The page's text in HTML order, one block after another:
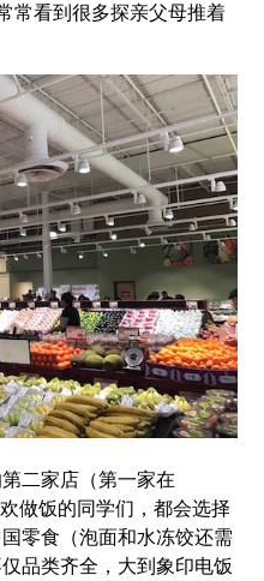
常看到很多探亲父母推着
二家店（第一家在
做饭的同学们，都会选择
零食（泡面和水冻饺还需
品类齐全，大到象印电饭